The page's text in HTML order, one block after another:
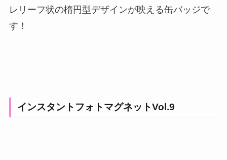
レリーフ状の楕円型デザインが映える缶バッジで
す！
インスタントフォトマグネットVol.9